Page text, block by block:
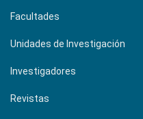
Facultades
Unidades de Investigación
Investigadores
Revistas